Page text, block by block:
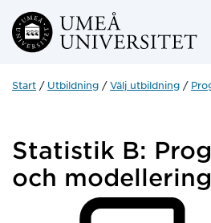
Hoppa direkt till innehållet
Start Utbildning Välj utbildning
Statistik B:
och modellering